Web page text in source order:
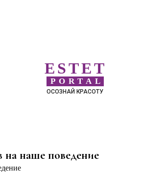
ESTET
PORTAL
ОСОЗНАЙ КРАСОТУ
на наше поведение